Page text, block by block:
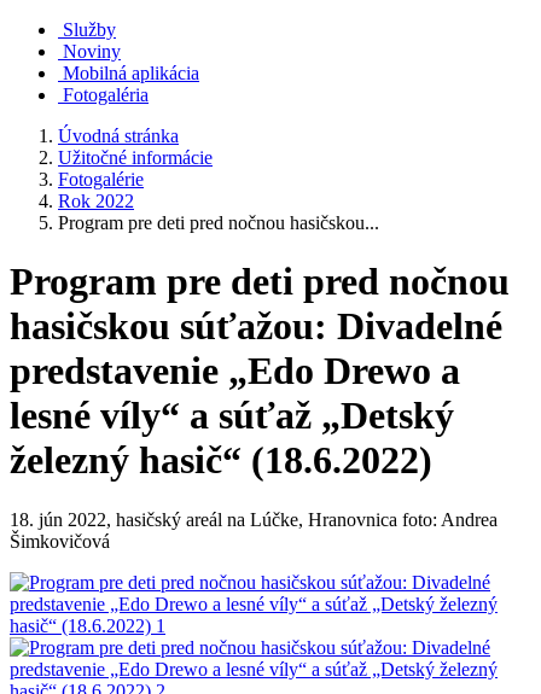
Služby
Noviny
Mobilná aplikácia
Fotogaléria
Úvodná stránka
Užitočné informácie
Fotogalérie
Rok 2022
Program pre deti pred nočnou hasičskou...
Program pre deti pred nočnou
hasičskou súťažou: Divadelné
predstavenie „Edo Drewo a
lesné víly“ a súťaž „Detský
železný hasič“ (18.6.2022)
18. jún 2022, hasičský areál na Lúčke, Hranovnica foto: Andrea
Šimkovičová